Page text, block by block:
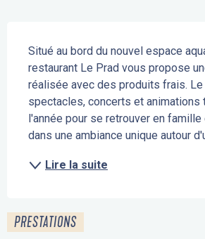
Situé au bord du nouvel espace
restaurant Le Prad vous propose
réalisée avec des produits frais. Le
spectacles, concerts et animations
l'année pour se retrouver en
dans une ambiance unique autour
Lire la suite
PRESTATIONS